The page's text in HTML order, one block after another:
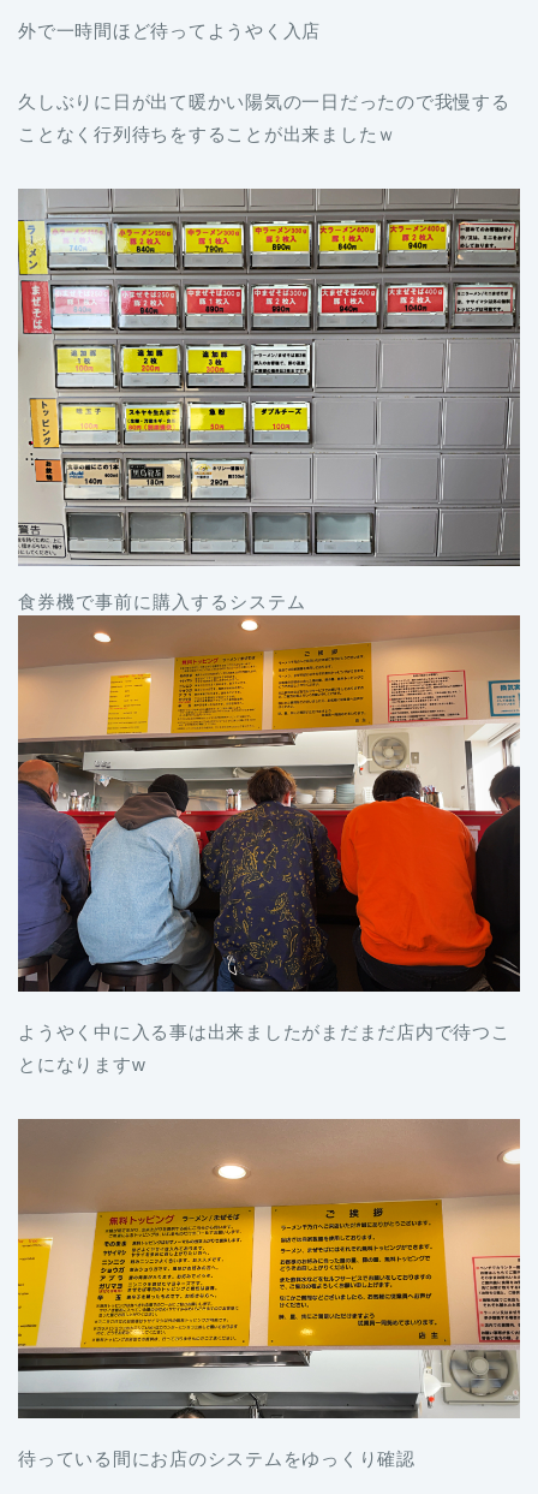
外で一時間ほど待ってようやく入店
久しぶりに日が出て暖かい陽気の一日だったので我慢する
ことなく行列待ちをすることが出来ましたｗ
食券機で事前に購入するシステム
ようやく中に入る事は出来ましたがまだまだ店内で待つこ
とになりますw
待っている間にお店のシステムをゆっくり確認